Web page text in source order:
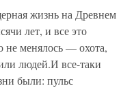
жизнь на Древнем
лет, и все это
не менялось — охота,
людей.И все-таки
были: пульс